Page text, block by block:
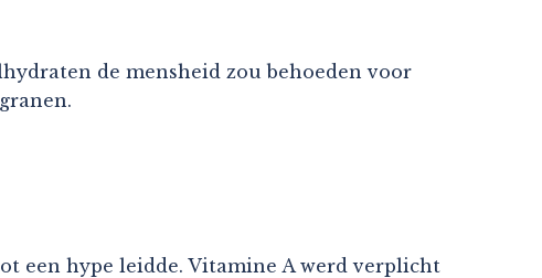
de mensheid zou behoeden voor
een hype leidde. Vitamine A werd verplicht